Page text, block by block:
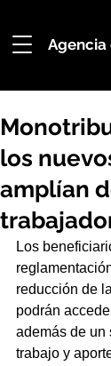
Agencia
los
amplían
Los
reducción de
podrán
además de un
trabajo y